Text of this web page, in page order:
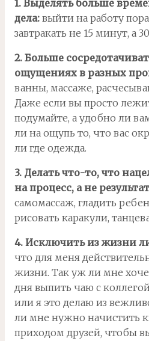
1. Выделять больше
дела: выйти на работу
завтракать не 15 минут, а
2. Больше
ощущениях в разных
ванны, массаже,
Даже если вы просто
подумайте, а удобно ли
ли на ощупь то, что вас
ли где одежда.
3. Делать что-то, что
на процесс, а не
самомассаж, гладить
рисовать каракули,
4. Исключить из жизни
что для меня
жизни. Так уж ли мне
дня выпить чаю с
или я это делаю из
ли мне нужно начистить
приходом друзей, чтобы